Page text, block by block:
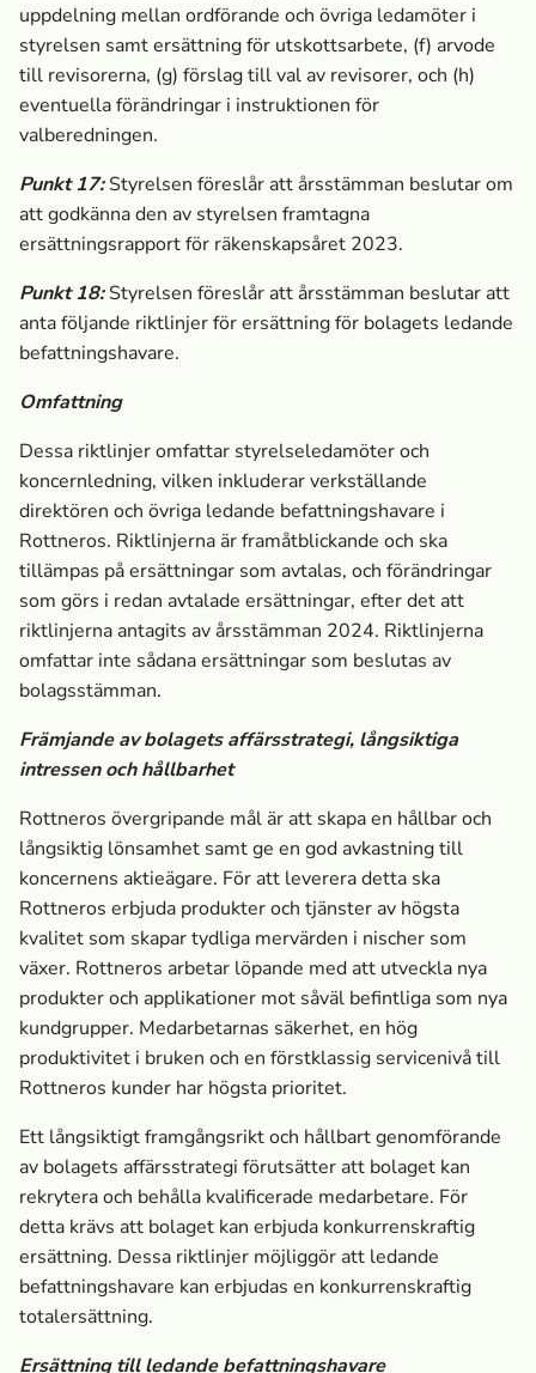
uppdelning mellan ordförande och övriga ledamöter i
styrelsen samt ersättning för utskottsarbete, (f) arvode
till revisorerna, (g) förslag till val av revisorer, och (h)
eventuella förändringar i instruktionen för
valberedningen.
Punkt17:Styrelsen föreslår att årsstämman beslutar om
att godkänna den av styrelsen framtagna
ersättningsrapport för räkenskapsåret 2023.
Punkt18:Styrelsen föreslår att årsstämman beslutar att
anta följande riktlinjer för ersättning för bolagets ledande
befattningshavare.
Omfattning
Dessa riktlinjer omfattar styrelseledamöter och
koncernledning, vilken inkluderar verkställande
direktören och övriga ledande befattningshavare i
Rottneros. Riktlinjerna är framåtblickande och ska
tillämpas på ersättningar som avtalas, och förändringar
som görs i redan avtalade ersättningar, efter det att
riktlinjerna antagits av årsstämman 2024. Riktlinjerna
omfattar inte sådana ersättningar som beslutas av
bolagsstämman.
Främjande av bolagets affärsstrategi, långsiktiga
intressen och hållbarhet
Rottneros övergripande mål är att skapa en hållbar och
långsiktig lönsamhet samt ge en god avkastning till
koncernens aktieägare. För att leverera detta ska
Rottneros erbjuda produkter och tjänster av högsta
kvalitet som skapar tydliga mervärden i nischer som
växer. Rottneros arbetar löpande med att utveckla nya
produkter och applikationer mot såväl befintliga som nya
kundgrupper. Medarbetarnas säkerhet, en hög
produktivitet i bruken och en förstklassig servicenivå till
Rottneros kunder har högsta prioritet.
Ett långsiktigt framgångsrikt och hållbart genomförande
av bolagets affärsstrategi förutsätter att bolaget kan
rekrytera och behålla kvalificerade medarbetare. För
detta krävs att bolaget kan erbjuda konkurrens­kraftig
ersättning. Dessa riktlinjer möjliggör att ledande
befattningshavare kan erbjudas en konkurrens­kraftig
totalersättning.
Ersättning till ledande befattningshavare